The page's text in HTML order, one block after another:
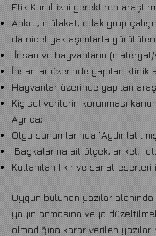
Etik Kurul izni gerektiren
Anket, mülakat, odak grup
da nicel yaklaşımlarla
İnsan ve hayvanların
İnsanlar üzerinde yapılan klinik
Hayvanlar üzerinde yapılan
Kişisel verilerin korunması
Ayrıca;
Olgu sunumlarında
Başkalarına ait ölçek, anket,
Kullanılan fikir ve sanat
Uygun bulunan yazılar
yayınlanmasına veya
olmadığına karar verilen yazılar